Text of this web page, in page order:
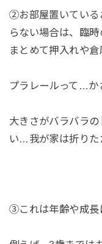
②お部屋置いている
らない場合は、臨
まとめて押入れや倉
プラレールって…か
大きさがバラバラ
い…我が家は折りた
③これは年齢や成長